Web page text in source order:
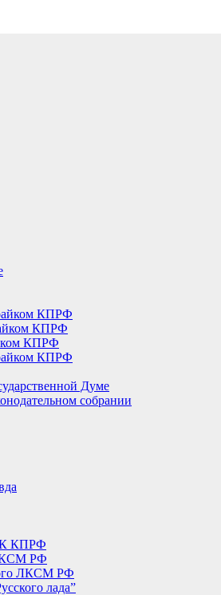
КПРФ
КПРФ
КПРФ
КПРФ
Думе
собрании
КПРФ
РФ
ЛКСМ РФ
лада”